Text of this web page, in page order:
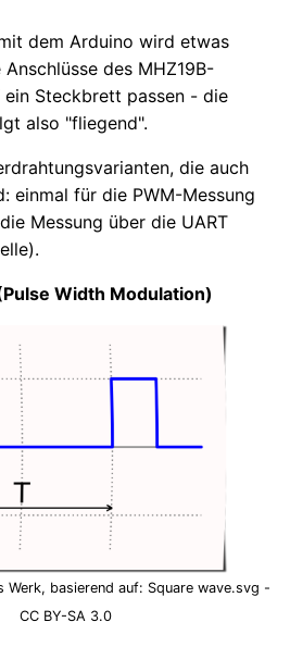
dem Arduino wird etwas
des MHZ19B-
ein Steckbrett passen - die
also "fliegend".
die auch
einmal für die PWM-Messung
Messung über die UART
Width Modulation)
Werk, basierend auf: Square wave.svg -
CC BY-SA 3.0